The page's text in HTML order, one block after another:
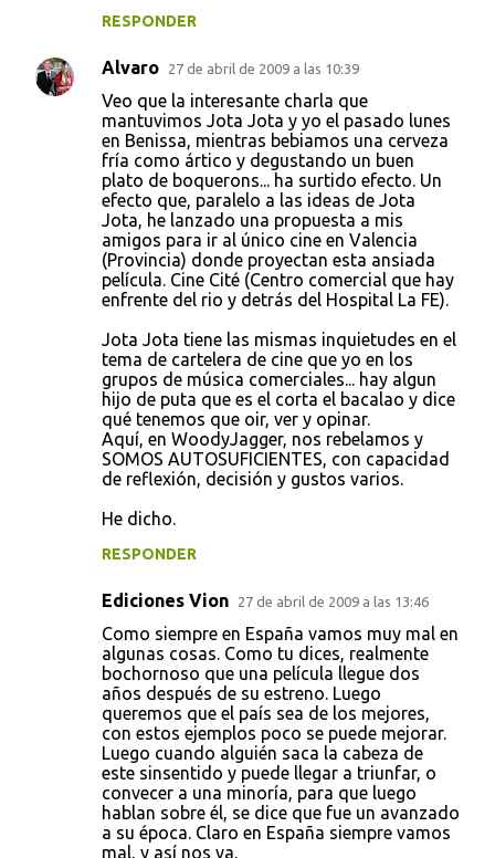
RESPONDER
Alvaro 27 de abril de 2009 a las 10:39
Veo que la interesante charla que
mantuvimos Jota Jota y yo el pasado lunes
en Benissa, mientras bebiamos una cerveza
fría como ártico y degustando un buen
plato de boquerons... ha surtido efecto. Un
efecto que, paralelo a las ideas de Jota
Jota, he lanzado una propuesta a mis
amigos para ir al único cine en Valencia
(Provincia) donde proyectan esta ansiada
película. Cine Cité (Centro comercial que hay
enfrente del rio y detrás del Hospital La FE).
Jota Jota tiene las mismas inquietudes en el
tema de cartelera de cine que yo en los
grupos de música comerciales... hay algun
hijo de puta que es el corta el bacalao y dice
qué tenemos que oir, ver y opinar.
Aquí, en WoodyJagger, nos rebelamos y
SOMOS AUTOSUFICIENTES, con capacidad
de reflexión, decisión y gustos varios.
He dicho.
RESPONDER
Ediciones Vion 27 de abril de 2009 a las 13:46
Como siempre en España vamos muy mal en
algunas cosas. Como tu dices, realmente
bochornoso que una película llegue dos
años después de su estreno. Luego
queremos que el país sea de los mejores,
con estos ejemplos poco se puede mejorar.
Luego cuando alguién saca la cabeza de
este sinsentido y puede llegar a triunfar, o
convecer a una minoría, para que luego
hablan sobre él, se dice que fue un avanzado
a su época. Claro en España siempre vamos
mal, y así nos va.